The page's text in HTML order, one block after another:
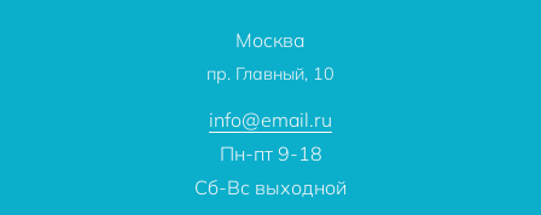
Москва
пр. Главный, 10
info@email.ru
Пн-пт 9-18
Сб-Вс выходной